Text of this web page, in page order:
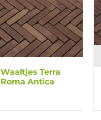
Waaltjes Terra
Roma Antica